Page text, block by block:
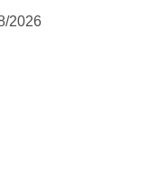
2026